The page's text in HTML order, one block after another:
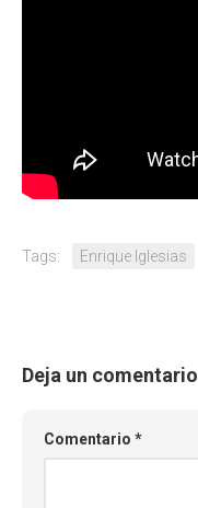
Tags: Enrique Iglesias
Deja un comentario
Comentario *